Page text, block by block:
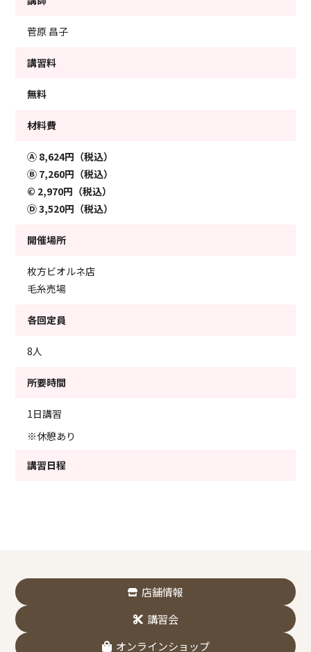
菅原 昌子
講習料
無料
材料費
Ⓐ8,624円（税込）
Ⓑ7,260円（税込）
© 2,970円（税込）
Ⓓ3,520円（税込）
開催場所
枚方ビオルネ店
毛糸売場
各回定員
8人
所要時間
1日講習
※休憩あり
講習日程
店舗情報
講習会
オンラインショップ